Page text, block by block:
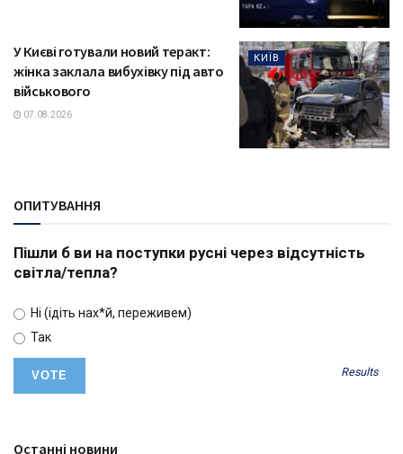
КИЇВ
У Києві готували новий теракт:
жінка заклала вибухівку під авто
військового
07.08.2026
ОПИТУВАННЯ
Пішли б ви на поступки русні через відсутність
світла/тепла?
Ні (ідіть нах*й, переживем)
Так
Results
Останні новини